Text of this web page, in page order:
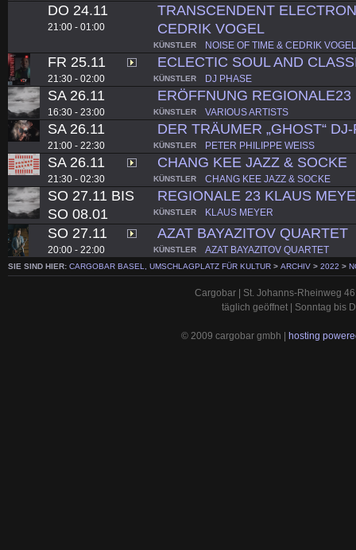
DO 24.11
21:00 - 01:00
TRANSCENDENT
CEDRIK VOGEL
KÜNSTLER NOISE OF TIME & CEDRIK VOGEL
FR 25.11
21:30 - 02:00
ECLECTIC SOUL AND
KÜNSTLER DJ PHASE
SA 26.11
16:30 - 23:00
ERÖFFNUNG
KÜNSTLER VARIOUS ARTISTS
SA 26.11
21:00 - 22:30
DER TRÄUMER „GHOST“
KÜNSTLER PETER PHILIPPE WEISS
SA 26.11
21:30 - 02:30
CHANG KEE JAZZ & SOCKE
KÜNSTLER CHANG KEE JAZZ & SOCKE
SO 27.11 BIS
SO 08.01
REGIONALE 23 KLAUS
KÜNSTLER KLAUS MEYER
SO 27.11
20:00 - 22:00
AZAT BAYAZITOV QUARTET
KÜNSTLER AZAT BAYAZITOV QUARTET
SIE SIND HIER: CARGOBAR BASEL, UMSCHLAGPLATZ FÜR KULTUR > ARCHIV > 2022 >
Cargobar | St. Johanns-Rheinweg
täglich geöffnet | Sonntag bis
© 2009 cargobar gmbh | hosting